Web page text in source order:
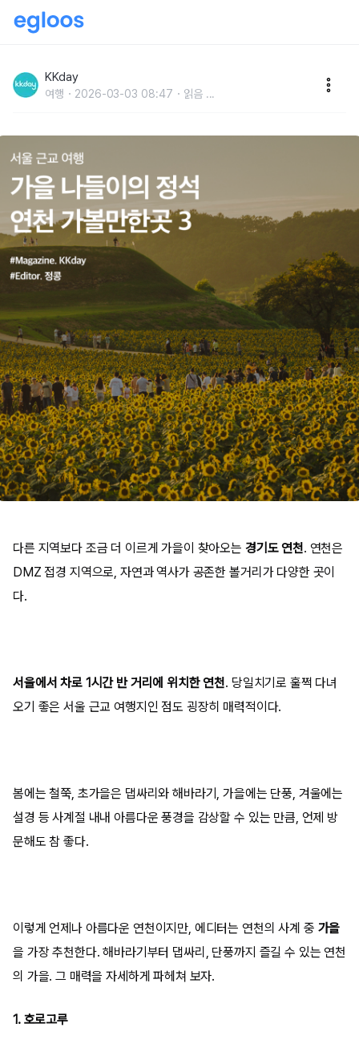
3
KKday
여행 2026-03-03 08:47 읽음 ...
다른 지역보다 조금 더 이르게 가을이 찾아오는 경기도 연천. 연천은
DMZ 접경 지역으로, 자연과 역사가 공존한 볼거리가 다양한 곳이
다.
서울에서 차로 1시간 반 거리에 위치한 연천. 당일치기로 훌쩍 다녀
오기 좋은 서울 근교 여행지인 점도 굉장히 매력적이다.
봄에는 철쭉, 초가을은 댑싸리와 해바라기, 가을에는 단풍, 겨울에는
설경 등 사계절 내내 아름다운 풍경을 감상할 수 있는 만큼, 언제 방
문해도 참 좋다.
이렇게 언제나 아름다운 연천이지만, 에디터는 연천의 사계 중 가을
을 가장 추천한다. 해바라기부터 댑싸리, 단풍까지 즐길 수 있는 연천
의 가을. 그 매력을 자세하게 파헤쳐 보자.
1. 호로고루